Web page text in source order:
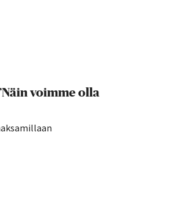
voimme olla